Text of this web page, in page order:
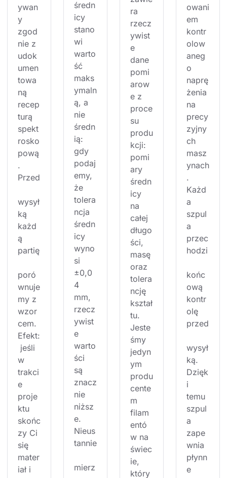
ywan
y
zgod
nie z
udok
umen
towa
ną
recep
turą
spekt
rosko
pową
.
Przed
wysył
ką
każd
ą
partię
poró
wnuje
my z
wzor
cem.
Efekt:
jeśli
w
trakci
e
proje
ktu
skońc
zy Ci
się
mater
iał i
średn
icy
stano
wi
warto
ść
maks
ymaln
ą, a
nie
średn
ią:
gdy
podaj
emy,
że
tolera
ncja
średn
icy
wyno
si
±0,0
4
mm,
rzecz
ywist
e
warto
ści
są
znacz
nie
niższ
e.
Nieus
tannie
mierz
ra
rzecz
ywist
e
dane
pomi
arow
e z
proce
su
produ
kcji:
pomi
ary
średn
icy
na
całej
długo
ści,
masę
oraz
tolera
ncję
kształ
tu.
Jeste
śmy
jedyn
ym
produ
cente
m
filam
entó
w na
świec
ie,
który
owani
em
kontr
olow
aneg
o
naprę
żenia
na
precy
zyjny
ch
masz
ynach
.
Każd
a
szpul
a
przec
hodzi
końc
ową
kontr
olę
przed
wysył
ką.
Dzięk
i
temu
szpul
a
zape
wnia
płynn
e